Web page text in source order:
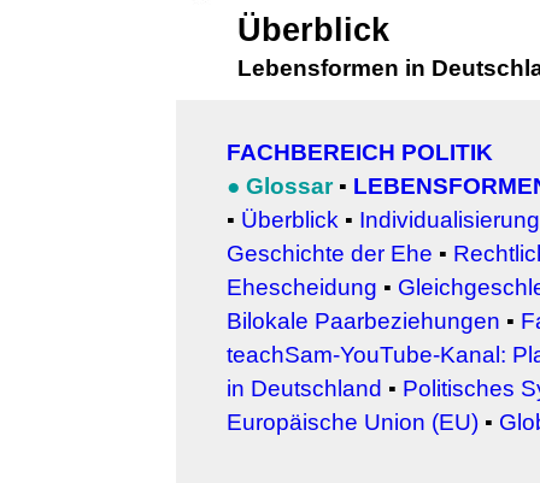
Überblick
Lebensformen in
FACHBEREICH POLITIK
● Glossar ▪
▪ Überblick ▪ Individualisierung
Geschichte der Ehe ▪
Ehescheidung ▪
Bilokale Paarbeziehungen ▪
teachSam-YouTube-Kanal:
in Deutschland ▪ Politisches
Europäische Union (EU) ▪